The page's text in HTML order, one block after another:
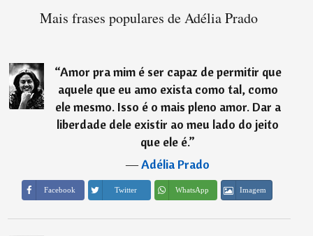
Mais frases populares de Adélia Prado
“Amor pra mim é ser capaz de permitir que
aquele que eu amo exista como tal, como
ele mesmo. Isso é o mais pleno amor. Dar a
liberdade dele existir ao meu lado do jeito
que ele é.”
―Adélia Prado
Facebook Twitter WhatsApp Imagem